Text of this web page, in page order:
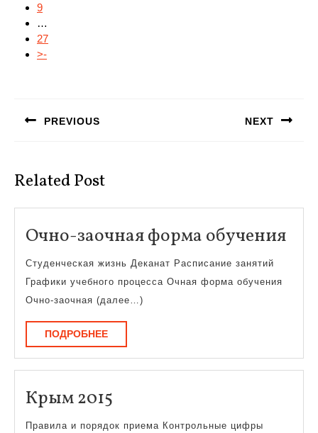
9
…
27
>-
записям
PREVIOUS NEXT
Related Post
Очно-заочная форма обучения
Студенческая жизнь Деканат Расписание занятий
Графики учебного процесса Очная форма обучения
Очно-заочная (далее…)
ПОДРОБНЕЕПОДРОБНЕЕ
Крым 2015
2015
Правила и порядок приема Контрольные цифры